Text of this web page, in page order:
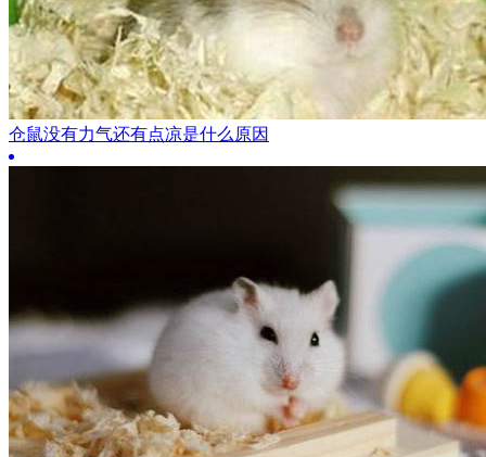
仓鼠没有力气还有点凉是什么原因